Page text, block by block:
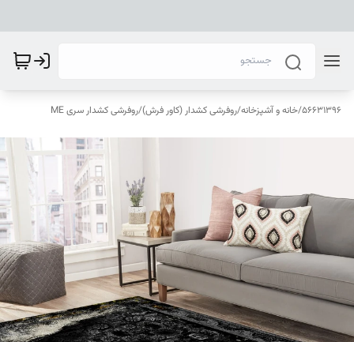
56631396
/خانه و آشپزخانه/روفرشی کشدار (کاور فرش)/روفرشی کشدار سری ME